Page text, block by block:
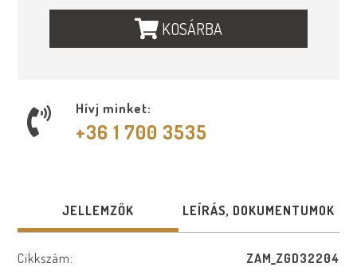
KOSÁRBA
Hívj minket:
+36 1 700 3535
JELLEMZŐK LEÍRÁS, DOKUMENTUMOK
Cikkszám:
ZAM_ZGD32204